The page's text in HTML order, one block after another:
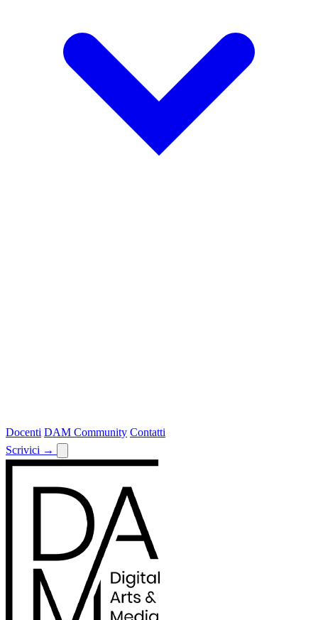
Docenti DAM Community Contatti
Scrivici →